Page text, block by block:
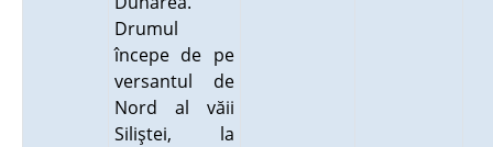
Drumul
începe de pe
versantul de
Nord al văii
Siliştei, la